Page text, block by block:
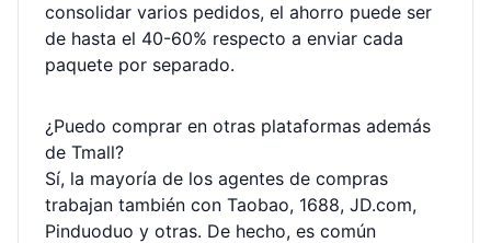
consolidar varios pedidos, el ahorro puede ser
de hasta el 40-60% respecto a enviar cada
paquete por separado.
¿Puedo comprar en otras plataformas además
de Tmall?
Sí, la mayoría de los agentes de compras
trabajan también con Taobao, 1688, JD.com,
Pinduoduo y otras. De hecho, es común